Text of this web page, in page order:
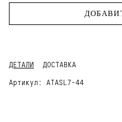
ДЕТАЛИ
ДОСТАВКА
Артикул: ATASL7-44